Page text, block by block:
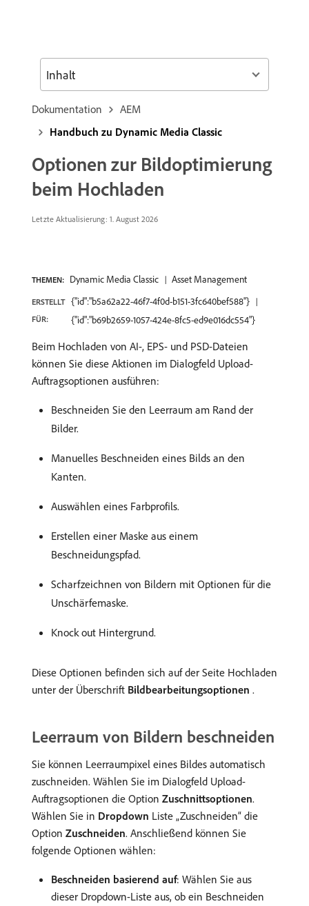
Dokumentation
AEM
Handbuch zu Dynamic Media Classic
Optionen zur Bildoptimierung
beim Hochladen
Letzte Aktualisierung: 1. August 2026
THEMEN: Dynamic Media Classic Asset Management
ERSTELLT
FÜR:
{"id":"b5a62a22-46f7-4f0d-b151-3fc640bef588"}
{"id":"b69b2659-1057-424e-8fc5-ed9e016dc554"}
Beim Hochladen von AI-, EPS- und PSD-Dateien
können Sie diese Aktionen im Dialogfeld Upload-
Auftragsoptionen ausführen:
Beschneiden Sie den Leerraum am Rand der
Bilder.
Manuelles Beschneiden eines Bilds an den
Kanten.
Auswählen eines Farbprofils.
Erstellen einer Maske aus einem
Beschneidungspfad.
Scharfzeichnen von Bildern mit Optionen für die
Unschärfemaske.
Knock out Hintergrund.
Diese Optionen befinden sich auf der Seite Hochladen
unter der Überschrift Bildbearbeitungsoptionen .
Leerraum von Bildern beschneiden
Sie können Leerraumpixel eines Bildes automatisch
zuschneiden. Wählen Sie im Dialogfeld Upload-
Auftragsoptionen die Option Zuschnittsoptionen.
Wählen Sie in Dropdown Liste „Zuschneiden“ die
Option Zuschneiden. Anschließend können Sie
folgende Optionen wählen:
Beschneiden basierend auf: Wählen Sie aus
dieser Dropdown-Liste aus, ob ein Beschneiden
Inhalt